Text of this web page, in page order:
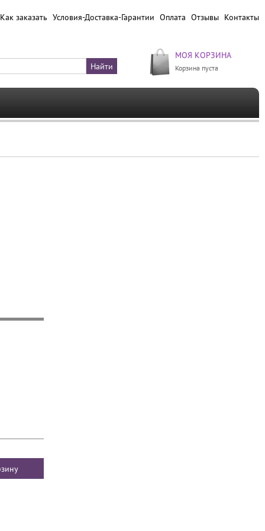
Как заказать Условия-Доставка-Гарантии Оплата Отзывы Контакты
МОЯ КОРЗИНА
Корзина пуста